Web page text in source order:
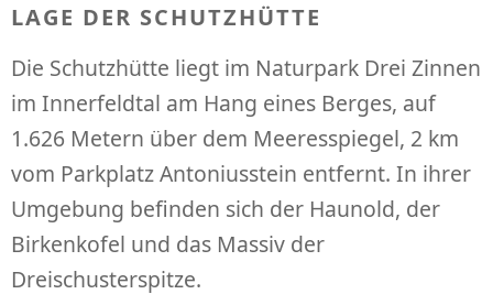
LAGE DER SCHUTZHÜTTE
Die Schutzhütte liegt im Naturpark Drei Zinnen
im Innerfeldtal am Hang eines Berges, auf
1.626 Metern über dem Meeresspiegel, 2 km
vom Parkplatz Antoniusstein entfernt. In ihrer
Umgebung befinden sich der Haunold, der
Birkenkofel und das Massiv der
Dreischusterspitze.